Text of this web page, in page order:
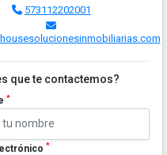
573112202001
que te contactemos?
*
*